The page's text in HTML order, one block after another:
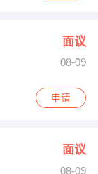
面议
08-09
华装饰
申请
面议
08-09